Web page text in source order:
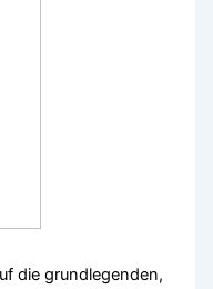
die grundlegenden,